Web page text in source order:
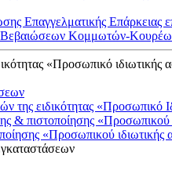
Επαγγελματικής
Βεβαιώσεων Κομμωτών-
«Προσωπικό ιδιωτικής
της ειδικότητας «Προσωπικό
& πιστοποίησης «Προσωπικού
«Προσωπικού